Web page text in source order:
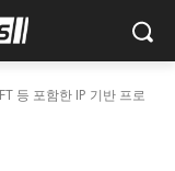
등 포함한 IP 기반 프로